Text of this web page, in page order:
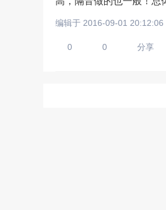
编辑于 2016-09-01 20:12:06
0 0 分享